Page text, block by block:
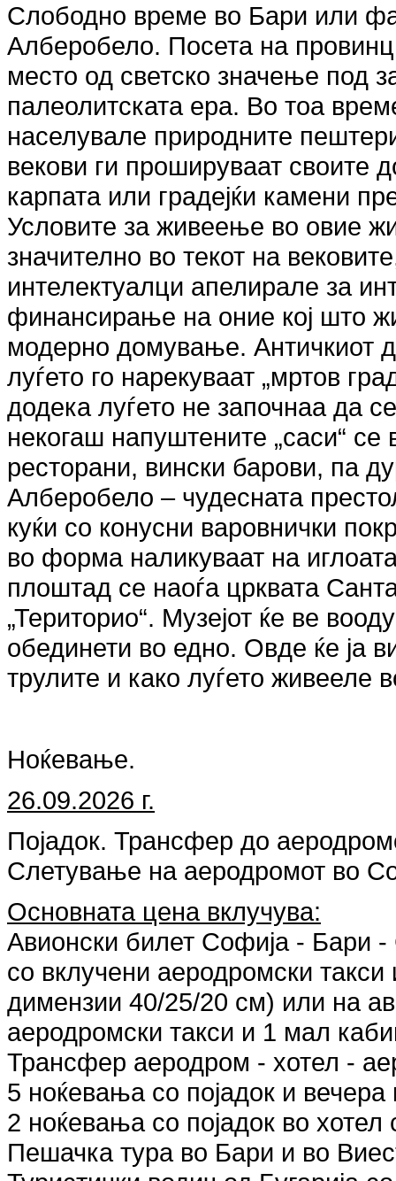
Слободно време во Бари или
Алберобело. Посета на
место од светско значење
палеолитската ера. Во тоа
населувале природните
векови ги прошируваат своите
карпата или градејќи камени
Условите за живеење во овие
значително во текот на
интелектуалци апелирале за
финансирање на оние кој што
модерно домување. Античкиот
луѓето го нарекуваат „мртов
додека луѓето не започнаа да
некогаш напуштените „саси“
ресторани, вински барови, па
Алберобело – чудесната
куќи со конусни варовнички
во форма наликуваат на
плоштад се наоѓа црквата
„Територио“. Музејот ќе ве
обединети во едно. Овде ќе ја
трулите и како луѓето
Ноќевање.
26.09.2026 г.
Појадок. Трансфер до
Слетување на аеродромот во
Основната цена вклучува:
Авионски билет Софија - Бари -
со вклучени аеродромски
димензии 40/25/20 см) или на
аеродромски такси и 1 мал
Трансфер аеродром - хотел -
5 ноќевања со појадок и
2 ноќевања со појадок во
Пешачка тура во Бари и во